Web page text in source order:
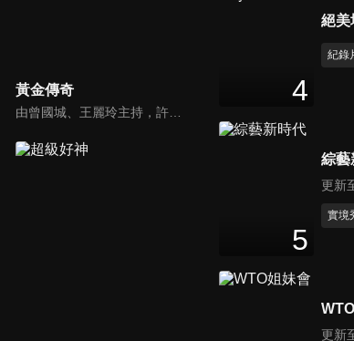
黃金傳奇
由曾國城、王麗玲主持，許多人記憶中的經典外景綜藝節目之一。每次闖關成功的隊伍，可獲得藏寶圖；拼湊出完整藏寶圖者，可憑著藏寶圖提示至寶箱放置處；最後以正確寶箱之正確答案鑰匙開啟成功者，除隊長本身外的每位參賽者，即可獲得價值新台幣5萬元之黃金金牌。
4
絕美
紀錄
5
綜藝
更新
實境
更新